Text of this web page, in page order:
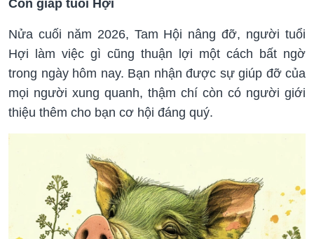
Con giáp tuổi Hợi
Nửa cuối năm 2026, Tam Hội nâng đỡ, người tuổi
Hợi làm việc gì cũng thuận lợi một cách bất ngờ
trong ngày hôm nay. Bạn nhận được sự giúp đỡ của
mọi người xung quanh, thậm chí còn có người giới
thiệu thêm cho bạn cơ hội đáng quý.